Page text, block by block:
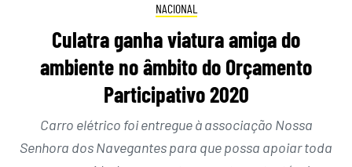
NACIONAL
Culatra ganha viatura amiga do
ambiente no âmbito do Orçamento
Participativo 2020
Carro elétrico foi entregue à associação Nossa
Senhora dos Navegantes para que possa apoiar toda